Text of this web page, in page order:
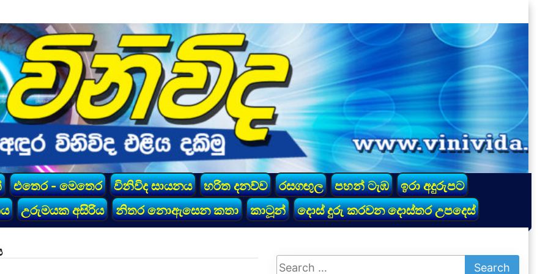
එතෙර - මෙතෙර විනිවිද සායනය හරිත දනව්ව රසගඟුල පහන් ටැඹ
ඉරා අදුරුපට
උරුමයක අසිරිය නිතර නොඇසෙන කතා කාටූන් දොස් දුරු කරවන දොස්තර උපදෙස්